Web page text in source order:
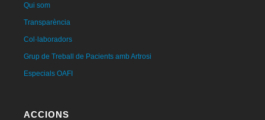
Qui som
Transparència
Col·laboradors
Grup de Treball de Pacients amb Artrosi
Especials OAFI
ACCIONS